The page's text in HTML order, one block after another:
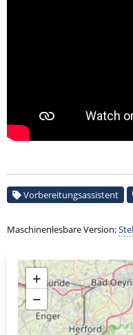
Vorbereitungsassistent
Maschinenlesbare Version:
+
−